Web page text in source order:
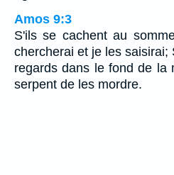
Amos 9:3
S'ils se cachent au
chercherai et je les saisirai;
regards dans le fond de la
serpent de les mordre.